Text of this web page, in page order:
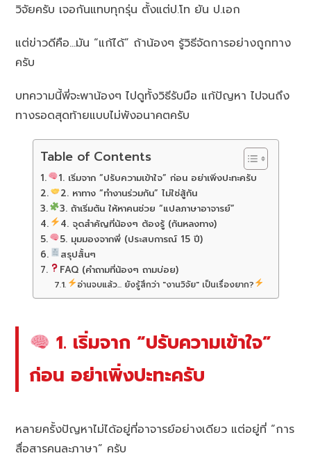
วิจัยครับ เจอกันแทบทุกรุ่น ตั้งแต่ป.โท ยัน ป.เอก
แต่ข่าวดีคือ…มัน “แก้ได้” ถ้าน้องๆ รู้วิธีจัดการอย่างถูกทาง
ครับ
บทความนี้พี่จะพาน้องๆ ไปดูทั้งวิธีรับมือ แก้ปัญหา ไปจนถึง
ทางรอดสุดท้ายแบบไม่พังอนาคตครับ
Table of Contents
1. เริ่มจาก “ปรับความเข้าใจ” ก่อน อย่าเพิ่งปะทะครับ
2. หาทาง “ทำงานร่วมกัน” ไม่ใช่สู้กัน
3. ถ้าเริ่มตัน ให้หาคนช่วย “แปลภาษาอาจารย์”
4. จุดสำคัญที่น้องๆ ต้องรู้ (กันหลงทาง)
5. มุมมองจากพี่ (ประสบการณ์ 15 ปี)
สรุปสั้นๆ
FAQ (คำถามที่น้องๆ ถามบ่อย)
อ่านจบแล้ว... ยังรู้สึกว่า "งานวิจัย" เป็นเรื่องยาก?
1. เริ่มจาก “ปรับความเข้าใจ”
ก่อน อย่าเพิ่งปะทะครับ
หลายครั้งปัญหาไม่ได้อยู่ที่อาจารย์อย่างเดียว แต่อยู่ที่ “การ
สื่อสารคนละภาษา” ครับ